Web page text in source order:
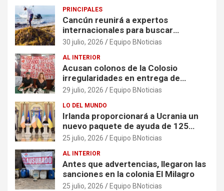
PRINCIPALES
Cancún reunirá a expertos
internacionales para buscar
soluciones al problema del sargazo
30 julio, 2026 Equipo BNoticias
AL INTERIOR
Acusan colonos de la Colosio
irregularidades en entrega de
escrituras
29 julio, 2026 Equipo BNoticias
LO DEL MUNDO
Irlanda proporcionará a Ucrania un
nuevo paquete de ayuda de 125
millones de euros
25 julio, 2026 Equipo BNoticias
AL INTERIOR
Antes que advertencias, llegaron las
sanciones en la colonia El Milagro
25 julio, 2026 Equipo BNoticias